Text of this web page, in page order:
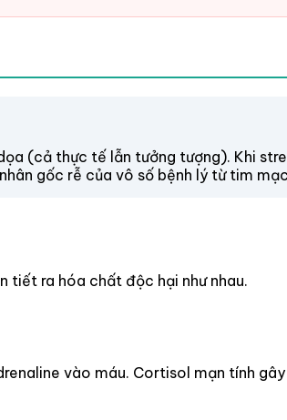
(cả thực tế lẫn tưởng tượng). Khi
gốc rễ của vô số bệnh lý từ tim
tiết ra hóa chất độc hại như nhau.
vào máu. Cortisol mạn tính